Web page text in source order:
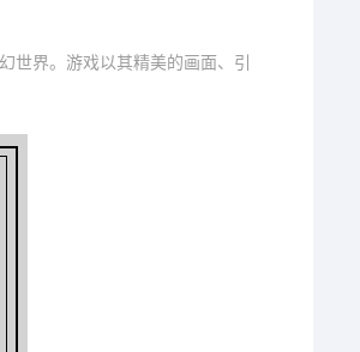
世界。游戏以其精美的画面、引